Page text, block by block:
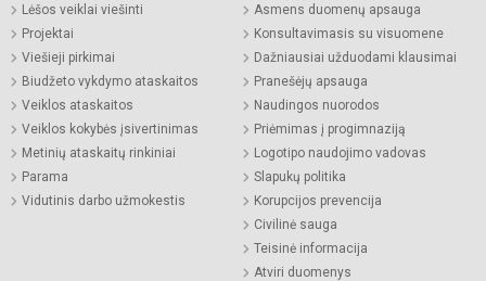
Lėšos veiklai viešinti
Projektai
Viešieji pirkimai
Biudžeto vykdymo ataskaitos
Veiklos ataskaitos
Veiklos kokybės įsivertinimas
Metinių ataskaitų rinkiniai
Parama
Vidutinis darbo užmokestis
Asmens duomenų apsauga
Konsultavimasis su visuomene
Dažniausiai užduodami klausimai
Pranešėjų apsauga
Naudingos nuorodos
Priėmimas į progimnaziją
Logotipo naudojimo vadovas
Slapukų politika
Korupcijos prevencija
Civilinė sauga
Teisinė informacija
Atviri duomenys